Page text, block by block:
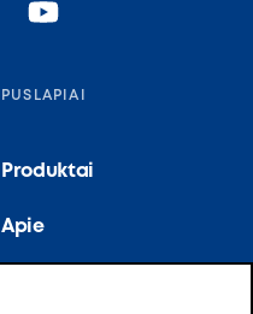
PUSLAPIAI
Produktai
Apie